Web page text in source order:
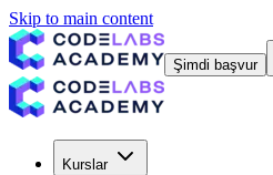
Skip to main content
Şimdi başvur
Kurslar